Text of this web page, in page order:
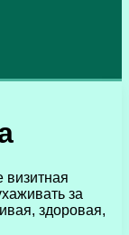
за
здоровая,